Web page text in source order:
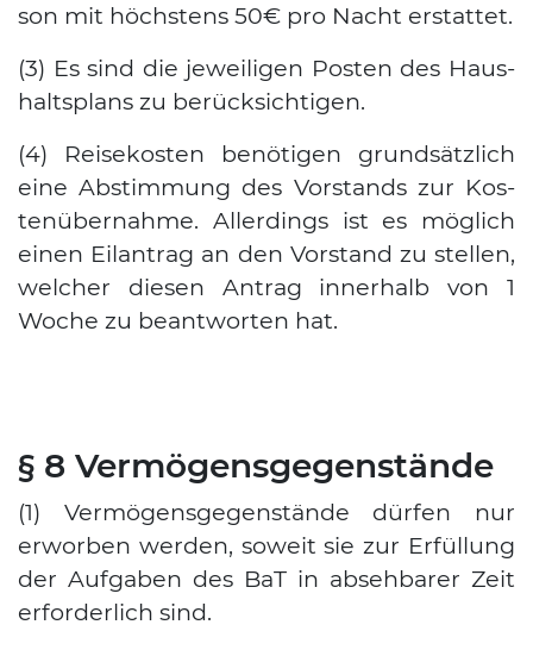
son mit höchs­tens 50€ pro Nacht erstat­tet.
(3) Es sind die jewei­li­gen Pos­ten des Haus­
halts­plans zu berück­sich­ti­gen.
(4) Rei­se­kos­ten benö­ti­gen grund­sätz­lich
eine Abstim­mung des Vor­stands zur Kos­
ten­über­nah­me. Aller­dings ist es mög­lich
einen Eil­an­trag an den Vor­stand zu stel­len,
wel­cher die­sen Antrag inner­halb von 1
Woche zu beant­wor­ten hat.
§ 8 Vermögensgegenstände
(1) Ver­mö­gens­ge­gen­stän­de dür­fen nur
erwor­ben wer­den, soweit sie zur Erfül­lung
der Auf­ga­ben des BaT in abseh­ba­rer Zeit
erfor­der­lich sind.